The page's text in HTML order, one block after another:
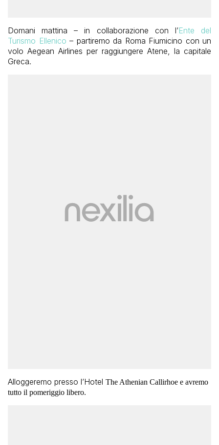
Domani mattina – in collaborazione con l’Ente del
Turismo Ellenico – partiremo da Roma Fiumicino con un
volo Aegean Airlines per raggiungere Atene, la capitale
Greca.
Alloggeremo presso l’Hotel The Athenian Callirhoe e avremo
tutto il pomeriggio libero.